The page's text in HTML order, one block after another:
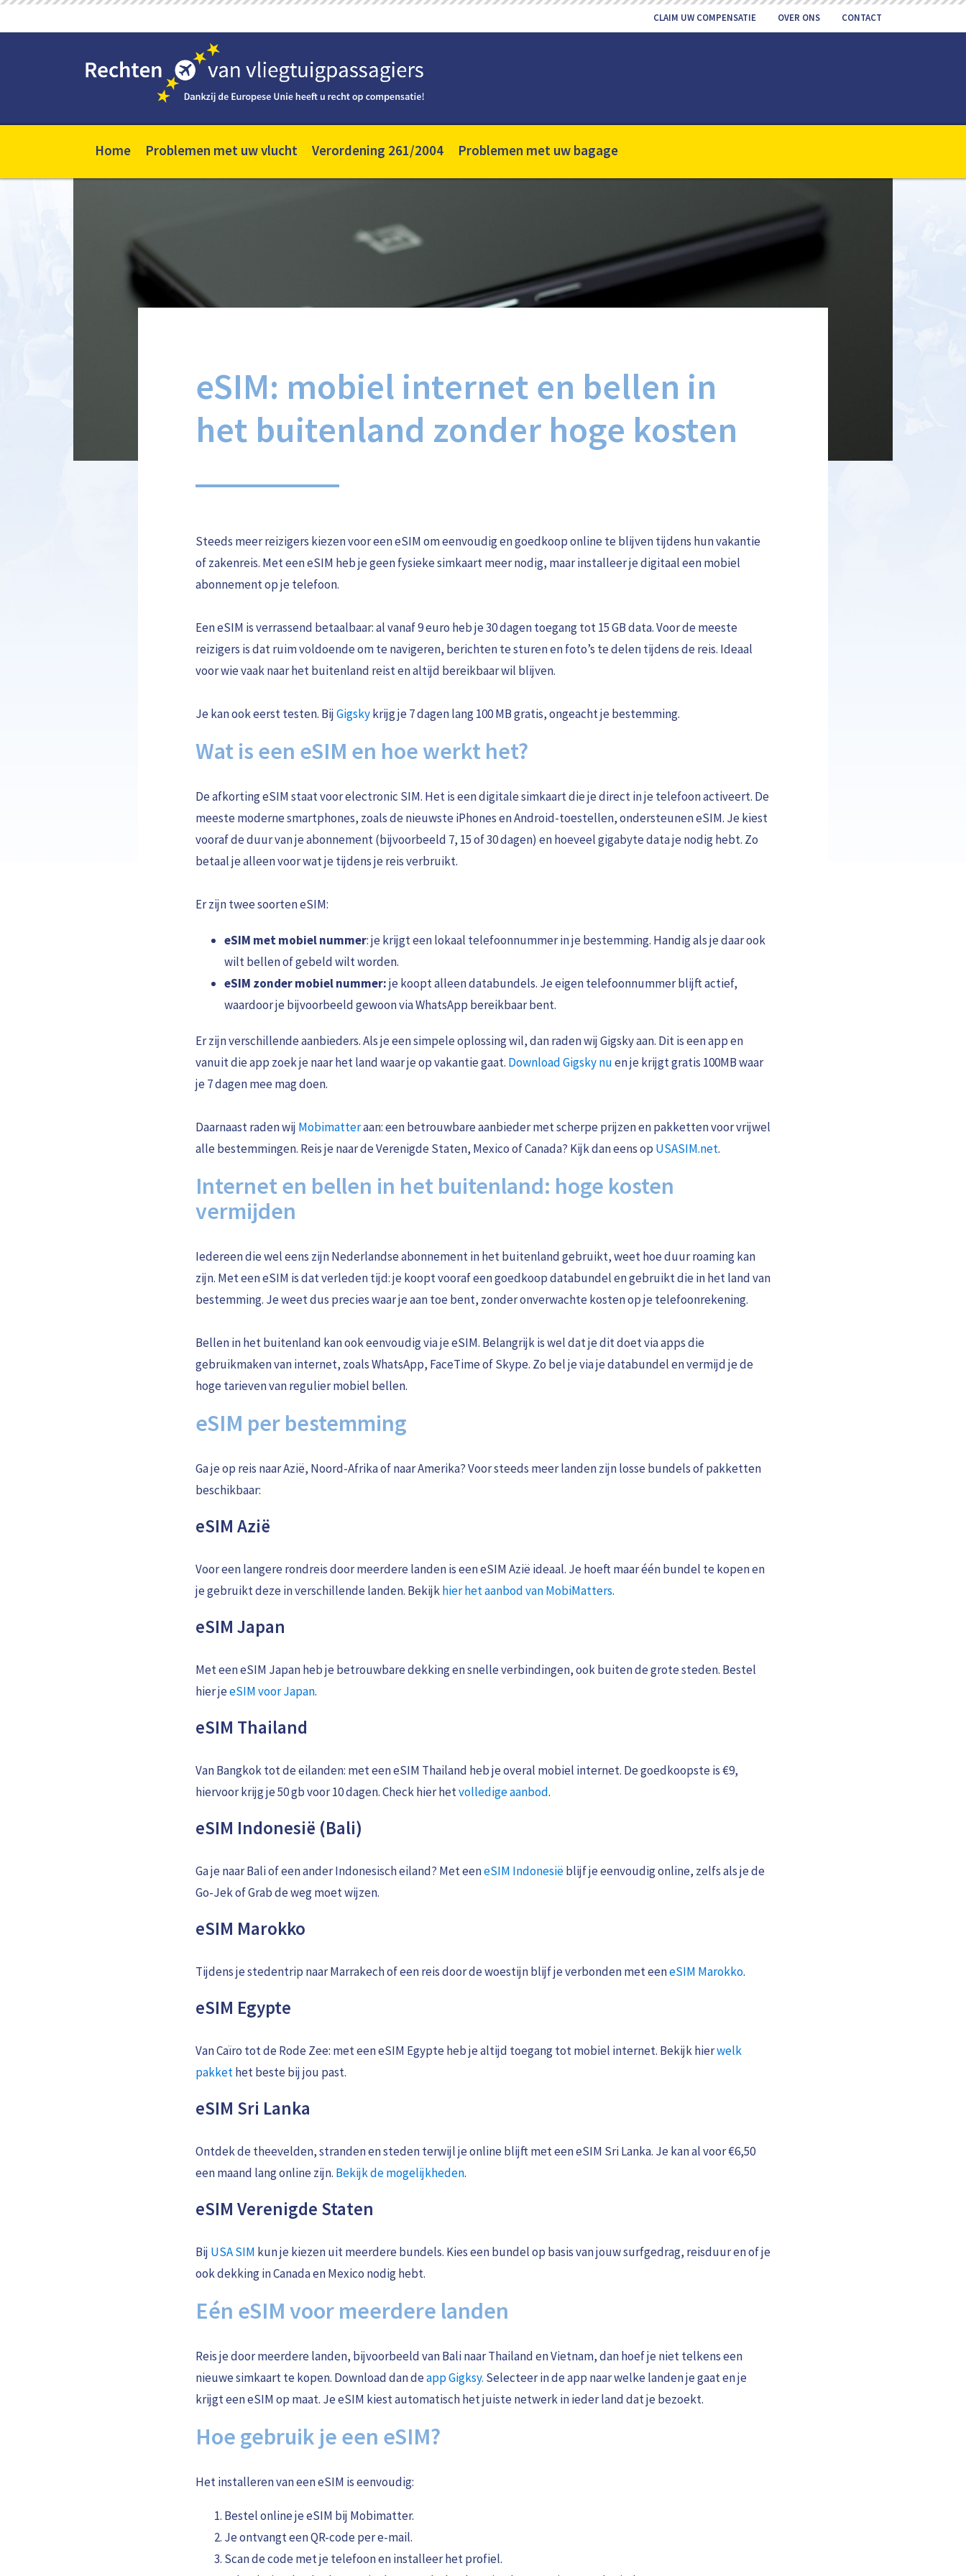
CLAIM UW COMPENSATIE OVER ONS CONTACT
Home Problemen met uw vlucht Verordening 261/2004 Problemen met uw bagage
eSIM: mobiel internet en bellen in
het buitenland zonder hoge kosten
Steeds meer reizigers kiezen voor een eSIM om eenvoudig en goedkoop online te blijven tijdens hun vakantie
of zakenreis. Met een eSIM heb je geen fysieke simkaart meer nodig, maar installeer je digitaal een mobiel
abonnement op je telefoon.
Een eSIM is verrassend betaalbaar: al vanaf 9 euro heb je 30 dagen toegang tot 15 GB data. Voor de meeste
reizigers is dat ruim voldoende om te navigeren, berichten te sturen en foto’s te delen tijdens de reis. Ideaal
voor wie vaak naar het buitenland reist en altijd bereikbaar wil blijven.
Je kan ook eerst testen. BijGigskykrijg je 7 dagen lang 100 MB gratis, ongeacht je bestemming.
Wat is een eSIM en hoe werkt het?
De afkorting eSIM staat voor electronic SIM. Het is een digitale simkaart die je direct in je telefoon activeert. De
meeste moderne smartphones, zoals de nieuwste iPhones en Android-toestellen, ondersteunen eSIM. Je kiest
vooraf de duur van je abonnement (bijvoorbeeld 7, 15 of 30 dagen) en hoeveel gigabyte data je nodig hebt. Zo
betaal je alleen voor wat je tijdens je reis verbruikt.
Er zijn twee soorten eSIM:
eSIM met mobiel nummer: je krijgt een lokaal telefoonnummer in je bestemming. Handig als je daar ook
wilt bellen of gebeld wilt worden.
eSIM zonder mobiel nummer:je koopt alleen databundels. Je eigen telefoonnummer blijft actief,
waardoor je bijvoorbeeld gewoon via WhatsApp bereikbaar bent.
Er zijn verschillende aanbieders. Als je een simpele oplossing wil, dan raden wij Gigsky aan. Dit is een app en
vanuit die app zoek je naar het land waar je op vakantie gaat. Download Gigsky nuen je krijgt gratis 100MB waar
je 7 dagen mee mag doen.
Daarnaast raden wij Mobimatteraan: een betrouwbare aanbieder met scherpe prijzen en pakketten voor vrijwel
alle bestemmingen. Reis je naar de Verenigde Staten, Mexico of Canada? Kijk dan eens op USASIM.net.
Internet en bellen in het buitenland: hoge kosten
vermijden
Iedereen die wel eens zijn Nederlandse abonnement in het buitenland gebruikt, weet hoe duur roaming kan
zijn. Met een eSIM is dat verleden tijd: je koopt vooraf een goedkoop databundel en gebruikt die in het land van
bestemming. Je weet dus precies waar je aan toe bent, zonder onverwachte kosten op je telefoonrekening.
Bellen in het buitenland kan ook eenvoudig via je eSIM. Belangrijk is wel dat je dit doet via apps die
gebruikmaken van internet, zoals WhatsApp, FaceTime of Skype. Zo bel je via je databundel en vermijd je de
hoge tarieven van regulier mobiel bellen.
eSIM per bestemming
Ga je op reis naar Azië, Noord-Afrika of naar Amerika? Voor steeds meer landen zijn losse bundels of pakketten
beschikbaar:
eSIM Azië
Voor een langere rondreis door meerdere landen is een eSIM Azië ideaal. Je hoeft maar één bundel te kopen en
je gebruikt deze in verschillende landen. Bekijkhier het aanbod van MobiMatters.
eSIM Japan
Met een eSIM Japan heb je betrouwbare dekking en snelle verbindingen, ook buiten de grote steden. Bestel
hier jeeSIM voor Japan.
eSIM Thailand
Van Bangkok tot de eilanden: met een eSIM Thailand heb je overal mobiel internet. De goedkoopste is €9,
hiervoor krijg je 50 gb voor 10 dagen. Check hier hetvolledige aanbod.
eSIM Indonesië (Bali)
Ga je naar Bali of een ander Indonesisch eiland? Met eeneSIM Indonesiëblijf je eenvoudig online, zelfs als je de
Go-Jek of Grab de weg moet wijzen.
eSIM Marokko
Tijdens je stedentrip naar Marrakech of een reis door de woestijn blijf je verbonden met eeneSIM Marokko.
eSIM Egypte
Van Caïro tot de Rode Zee: met een eSIM Egypte heb je altijd toegang tot mobiel internet. Bekijk hierwelk
pakkethet beste bij jou past.
eSIM Sri Lanka
Ontdek de theevelden, stranden en steden terwijl je online blijft met een eSIM Sri Lanka. Je kan al voor €6,50
een maand lang online zijn. Bekijk de mogelijkheden.
eSIM Verenigde Staten
Bij USA SIM kun je kiezen uit meerdere bundels. Kies een bundel op basis van jouw surfgedrag, reisduur en of je
ook dekking in Canada en Mexico nodig hebt.
Eén eSIM voor meerdere landen
Reis je door meerdere landen, bijvoorbeeld van Bali naar Thailand en Vietnam, dan hoef je niet telkens een
nieuwe simkaart te kopen. Download dan deapp Gigksy. Selecteer in de app naar welke landen je gaat en je
krijgt een eSIM op maat. Je eSIM kiest automatisch het juiste netwerk in ieder land dat je bezoekt.
Hoe gebruik je een eSIM?
Het installeren van een eSIM is eenvoudig:
Bestel online je eSIM bij Mobimatter.
Je ontvangt een QR-code per e-mail.
Scan de code met je telefoon en installeer het profiel.